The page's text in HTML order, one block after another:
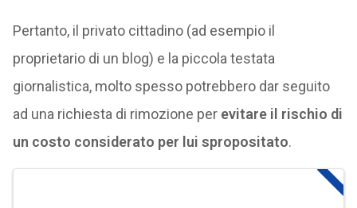
Pertanto, il privato cittadino (ad esempio il
proprietario di un blog) e la piccola testata
giornalistica, molto spesso potrebbero dar seguito
ad una richiesta di rimozione per evitare il rischio di
un costo considerato per lui spropositato.